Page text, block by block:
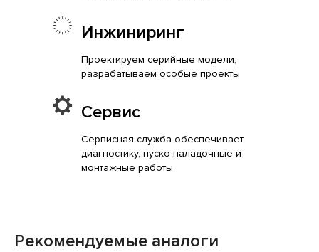
Инжиниринг
Проектируем серийные модели,
разрабатываем особые проекты
Сервис
Сервисная служба обеспечивает
диагностику, пуско-наладочные и
монтажные работы
Рекомендуемые аналоги